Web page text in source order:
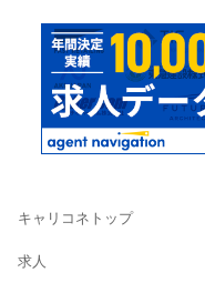
キャリコネトップ
求人